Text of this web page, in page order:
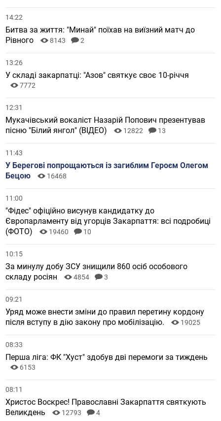
14:22
Битва за життя: "Минай" поїхав на виїзний матч до
Рівного
8143 2
13:26
У складі закарпатці: "Азов" святкує своє 10-річчя
7772
12:31
Мукачівський вокаліст Назарій Попович презентував
пісню "Білий янгол" (ВІДЕО)
12822 13
11:43
У Берегові попрощаються із загиблим Героєм Олегом
Бецою
16468
11:00
"Фідес" офіційно висунув кандидатку до
Європарламенту від угорців Закарпаття: всі подробиці
(ФОТО)
19460 10
10:15
За минулу добу ЗСУ знищили 860 осіб особового
складу росіян
4854 3
09:21
Уряд може внести зміни до правил перетину кордону
після вступу в дію закону про мобілізацію.
19025
08:33
Перша ліга: ФК "Хуст" здобув дві перемоги за тиждень
6153
08:11
Христос Воскрес! Православні Закарпаття святкують
Великдень
12793 4